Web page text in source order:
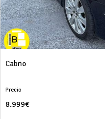
Cabrio
Precio
8.999€